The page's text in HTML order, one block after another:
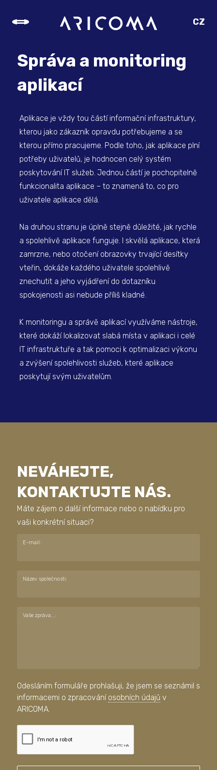
CZ
Správa a monitoring
aplikací
Aplikace je vždy tou částí informační infrastruktury,
kterou jako zákazník opravdu potřebujeme a se
kterou přímo pracujeme. Podle toho, jak aplikace plní
potřeby uživatelů, je hodnocen celý systém
poskytování IT služeb. Jednou částí je pochopitelně
funkcionalita aplikace – to znamená to, co pro
uživatele aplikace dělá.
Na druhou stranu je úplně stejně důležité, jak rychle
a spolehlivě aplikace funguje. I skvělá aplikace, která
zamrzne, nebo otočení obrazovky trvající desítky
vteřin, dokáže každého uživatele spolehlivě
znechutit a jeho vyjádření do dotazníku
spokojenosti asi nebude příliš kladné.
K monitoringu a správě aplikací využíváme nástroje,
které dokáží lokalizovat slabá místa v aplikaci i celé
IT infrastruktuře a tak pomoci k optimalizaci výkonu
a zvýšení spolehlivosti služeb, které aplikace
poskytují svým uživatelům.
NEVÁHEJTE,
KONTAKTUJTE NÁS.
Máte zájem o další informace nebo o nabídku pro
vaši konkrétní situaci?
E-mail:
Název společnosti:
Vaše zpráva...:
Odesláním formuláře prohlašuji, že jsem se seznámil s
informacemi o zpracování osobních údajů v
ARICOMA.